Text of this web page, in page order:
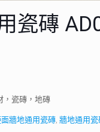
瓷磚
，瓷磚，地磚
面牆地通用瓷磚, 牆地通用瓷